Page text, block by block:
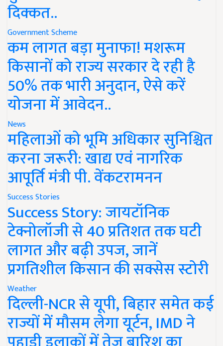
दिक्कत..
Government Scheme
कम लागत बड़ा मुनाफा! मशरूम
किसानों को राज्य सरकार दे रही है
50% तक भारी अनुदान, ऐसे करें
योजना में आवेदन..
News
महिलाओं को भूमि अधिकार सुनिश्चित
करना जरूरी: खाद्य एवं नागरिक
आपूर्ति मंत्री पी. वेंकटरामनन
Success Stories
Success Story: जायटॉनिक
टेक्नोलॉजी से 40 प्रतिशत तक घटी
लागत और बढ़ी उपज, जानें
प्रगतिशील किसान की सक्सेस स्टोरी
Weather
दिल्ली-NCR से यूपी, बिहार समेत कई
राज्यों में मौसम लेगा यूर्टन, IMD ने